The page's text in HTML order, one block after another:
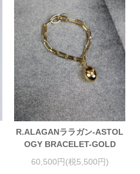
R.ALAGANララガン-ASTOL
OGY BRACELET-GOLD
60,500円(税5,500円)